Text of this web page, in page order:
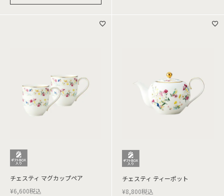
チェスティ マグカップペア
¥6,600税込
チェスティ ティーポット
¥8,800税込